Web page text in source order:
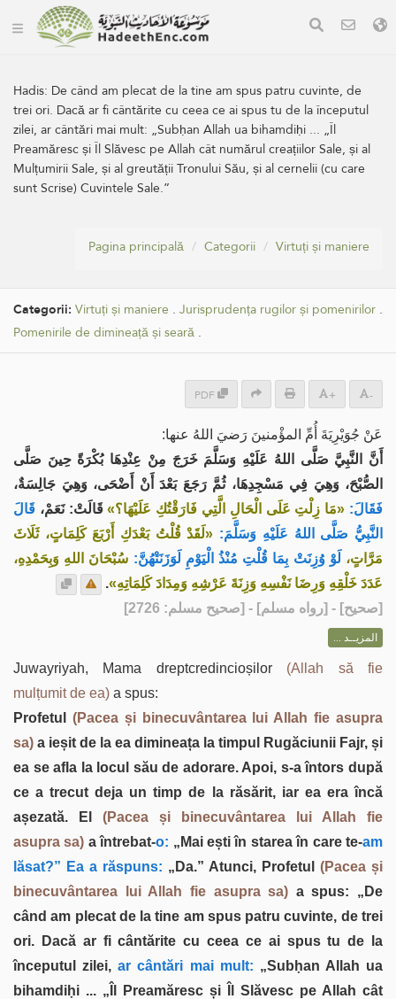
Hadis: De când am plecat de la tine am spus patru cuvinte, de
trei ori. Dacă ar fi cântărite cu ceea ce ai spus tu de la începutul
zilei, ar cântări mai mult: „Subḥan Allah ua bihamdiḥi ... „Îl
Preamăresc și Îl Slăvesc pe Allah cât numărul creațiilor Sale, și al
Mulțumirii Sale, și al greutății Tronului Său, și al cernelii (cu care
sunt Scrise) Cuvintele Sale.”
Pagina principală Categorii Virtuți și maniere
Categorii: Virtuți și maniere . Jurisprudența rugilor și pomenirilor .
Pomenirile de dimineață și seară .
PDF + -
عَنْ جُوَيْرِيَةَ أُمِّ المؤْمنينَ رَضيَ اللهُ عنها:
أَنَّ النَّبِيَّ صَلَّى اللهُ عَلَيْهِ وَسَلَّمَ خَرَجَ مِنْ عِنْدِهَا بُكْرَةً حِينَ صَلَّى
الصُّبْحَ، وَهِيَ فِي مَسْجِدِهَا، ثُمَّ رَجَعَ بَعْدَ أَنْ أَضْحَى، وَهِيَ جَالِسَةٌ،
فَقَالَ: «مَا زِلْتِ عَلَى الْحَالِ الَّتِي فَارَقْتُكِ عَلَيْهَا؟»قَالَتْ: نَعَمْ، قَالَ
النَّبِيُّ صَلَّى اللهُ عَلَيْهِ وَسَلَّمَ: «لَقَدْ قُلْتُ بَعْدَكِ أَرْبَعَ كَلِمَاتٍ، ثَلَاثَ
مَرَّاتٍ، لَوْ وُزِنَتْ بِمَا قُلْتِ مُنْذُ الْيَوْمِ لَوَزَنَتْهُنَّ: سُبْحَانَ اللهِ وَبِحَمْدِهِ،
عَدَدَ خَلْقِهِ وَرِضَا نَفْسِهِ وَزِنَةَ عَرْشِهِ وَمِدَادَ كَلِمَاتِهِ».
[صحيح] - [رواه مسلم] - [صحيح مسلم: 2726]
المزيــد ...
Juwayriyah, Mama dreptcredincioșilor (Allah să fie
mulțumit de ea) a spus:
Profetul (Pacea și binecuvântarea lui Allah fie asupra
sa) a ieșit de la ea dimineața la timpul Rugăciunii Fajr, și
ea se afla la locul său de adorare. Apoi, s-a întors după
ce a trecut deja un timp de la răsărit, iar ea era încă
așezată. El (Pacea și binecuvântarea lui Allah fie
asupra sa) a întrebat-o: „Mai ești în starea în care te-am
lăsat?” Ea a răspuns: „Da.” Atunci, Profetul (Pacea și
binecuvântarea lui Allah fie asupra sa) a spus: „De
când am plecat de la tine am spus patru cuvinte, de trei
ori. Dacă ar fi cântărite cu ceea ce ai spus tu de la
începutul zilei, ar cântări mai mult: „Subḥan Allah ua
bihamdiḥi ... „Îl Preamăresc și Îl Slăvesc pe Allah cât